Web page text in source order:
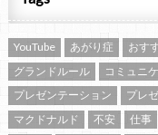
YouTube あがり症 おす
グランドルール
コミュニ
プレゼンテーション
プレ
マクドナルド
不安 仕事